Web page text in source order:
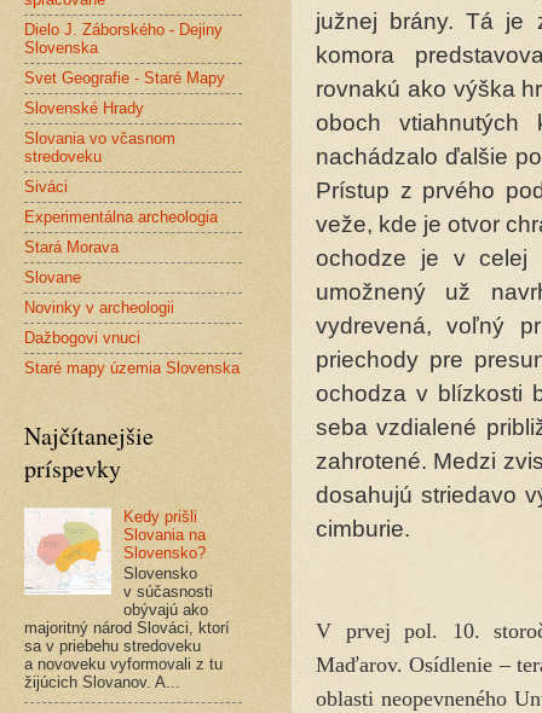
južnej brány. Tá je
komora
rovnakú ako výška
oboch
nachádzalo ďalšie
Prístup z prvého
veže, kde je otvor
ochodze je v celej
umožnený už
vydrevená, voľný
priechody pre
ochodza v blízkosti
seba vzdialené
zahrotené. Medzi
dosahujú striedavo
cimburie.
V prvej pol. 10.
Maďarov. Osídlenie –
oblasti neopevneného
Dielo J. Záborského - Dejiny
Slovenska
Svet Geografie - Staré Mapy
Slovenské Hrady
Slovania vo včasnom
stredoveku
Siváci
Experimentálna archeologia
Stará Morava
Slovane
Novinky v archeologii
Dažbogovi vnuci
Staré mapy územia Slovenska
Najčítanejšie
príspevky
Kedy prišli
Slovania na
Slovensko?
Slovensko
v súčasnosti
obývajú ako
majoritný národ Slováci, ktorí
sa v priebehu stredoveku
a novoveku vyformovali z tu
žijúcich Slovanov. A...